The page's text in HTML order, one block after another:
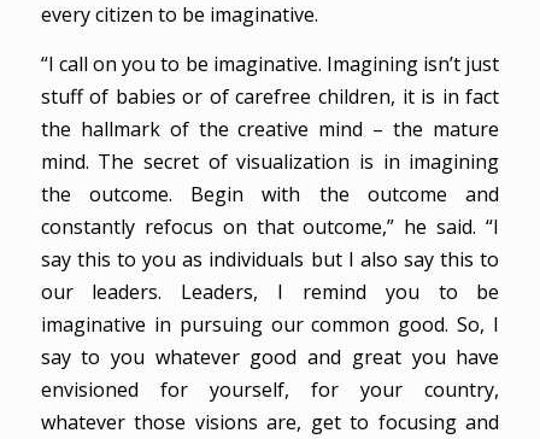
every citizen to be imaginative.
“I call on you to be imaginative. Imagining isn’t just
stuff of babies or of carefree children, it is in fact
the hallmark of the creative mind – the mature
mind. The secret of visualization is in imagining
the outcome. Begin with the outcome and
constantly refocus on that outcome,” he said. “I
say this to you as individuals but I also say this to
our leaders. Leaders, I remind you to be
imaginative in pursuing our common good. So, I
say to you whatever good and great you have
envisioned for yourself, for your country,
whatever those visions are, get to focusing and